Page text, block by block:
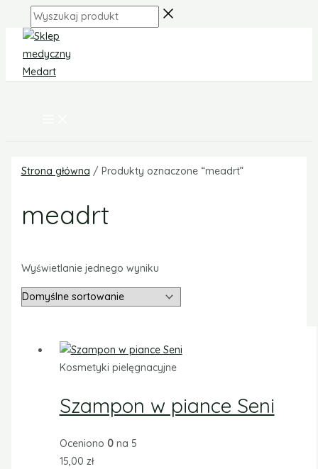
content
Wyszukaj
produkt
MENU
Strona główna / Produkty oznaczone “meadrt”
meadrt
Wyświetlanie jednego wyniku
Kosmetyki pielęgnacyjne
Szampon w piance Seni
Oceniono 0na 5
15,00 zł